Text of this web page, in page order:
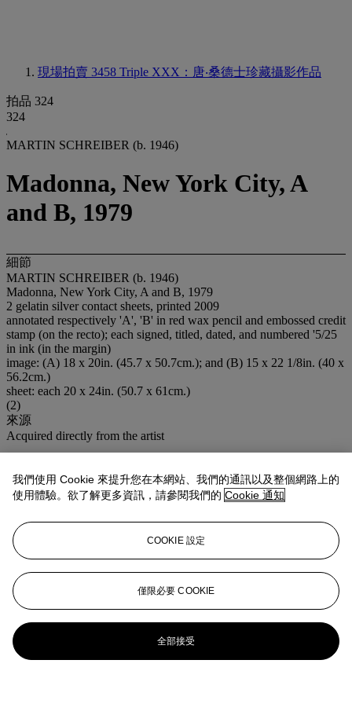
現場拍賣 3458 Triple XXX：唐‧桑德士珍藏攝影作品
拍品 324
324
MARTIN SCHREIBER (b. 1946)
Madonna, New York City, A
and B, 1979
細節
MARTIN SCHREIBER (b. 1946)
Madonna, New York City, A and B, 1979
2 gelatin silver contact sheets, printed 2009
annotated respectively 'A', 'B' in red wax pencil and embossed credit
stamp (on the recto); each signed, titled, dated, and numbered '5/25
in ink (in the margin)
image: (A) 18 x 20in. (45.7 x 50.7cm.); and (B) 15 x 22 1/8in. (40 x
56.2cm.)
sheet: each 20 x 24in. (50.7 x 61cm.)
(2)
來源
Acquired directly from the artist
瀏覽狀況報告
拍品專文
The 45 prints from this sitting are offered in the previous lot, 323
更多來自
Triple XXX：唐‧桑德士珍藏攝
影作品
查看全部
我們使用 Cookie 來提升您在本網站、我們的通訊以及整個網路上的
使用體驗。欲了解更多資訊，請參閱我們的 Cookie 通知
COOKIE 設定
僅限必要 COOKIE
全部接受